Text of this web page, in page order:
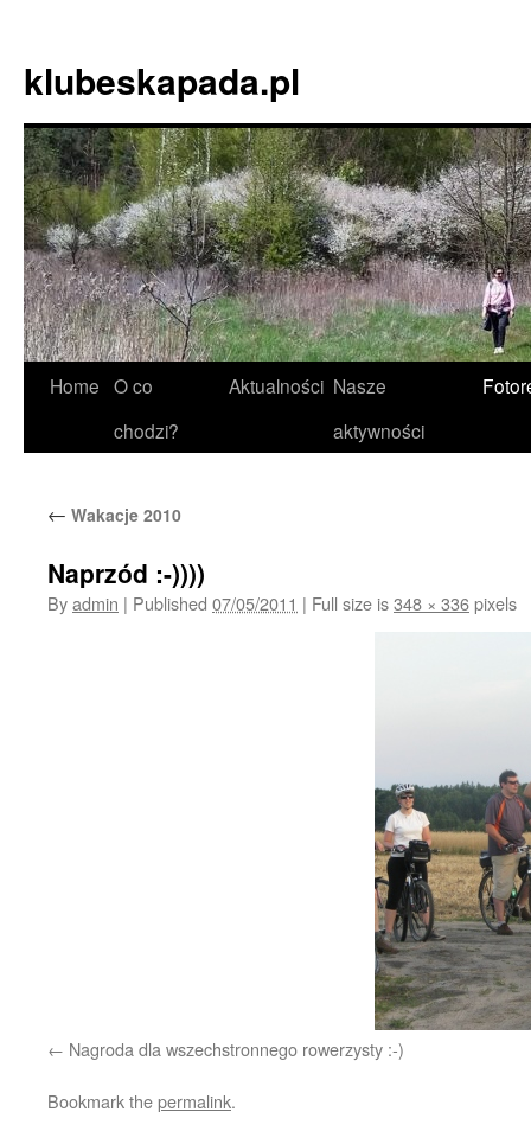
content
klubeskapada.pl
Home O co
chodzi?
Aktualności Nasze
aktywności
← Wakacje 2010
Naprzód :-))))
Byadmin | Published 07/05/2011 | Full size is348 × 336pixels
Nagroda dla wszechstronnego rowerzysty :-)
Bookmark thepermalink.